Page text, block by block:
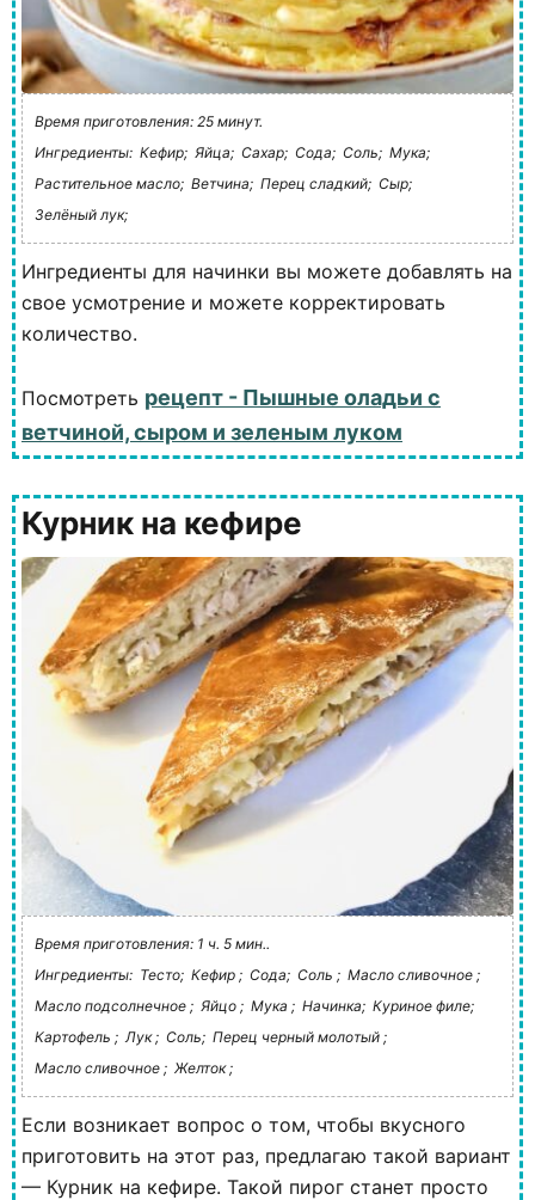
Время приготовления: 25 минут.
Ингредиенты: Кефир; Яйца; Сахар; Сода; Соль; Мука;
Растительное масло; Ветчина; Перец сладкий; Сыр;
Зелёный лук;
Ингредиенты для начинки вы можете добавлять на
свое усмотрение и можете корректировать
количество.
Посмотреть рецепт - Пышные оладьи с
ветчиной, сыром и зеленым луком
Курник на кефире
Время приготовления: 1 ч. 5 мин..
Ингредиенты: Тесто; Кефир ; Сода; Соль ; Масло сливочное ;
Масло подсолнечное ; Яйцо ; Мука ; Начинка; Куриное филе;
Картофель ; Лук ; Соль; Перец черный молотый ;
Масло сливочное ; Желток ;
Если возникает вопрос о том, чтобы вкусного
приготовить на этот раз, предлагаю такой вариант
— Курник на кефире. Такой пирог станет просто